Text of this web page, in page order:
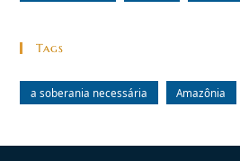
Tags
a soberania necessária Amazônia